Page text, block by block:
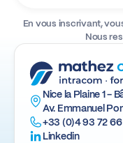
En vous inscrivant,
Nous
Nice la Plaine 1 -
Av. Emmanuel
+33 (0)4 93 72
Linkedin